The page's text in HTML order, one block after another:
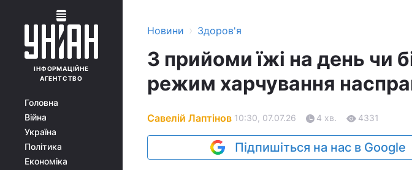
ІНФОРМАЦІЙНЕ
АГЕНТСТВО
Головна
Війна
Україна
Політика
Економіка
Новини › Здоров'я
3 прийоми їжі на день чи
режим харчування
Савелій Лаптінов 10:30, 07.07.26 4 хв. 4331
Підпишіться на нас в Google